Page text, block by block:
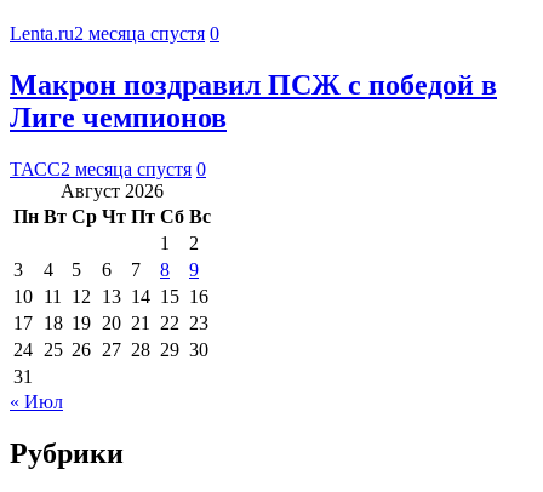
Lenta.ru2 месяца спустя 0
Макрон поздравил ПСЖ с победой в
Лиге чемпионов
ТАСС2 месяца спустя 0
Август 2026
Пн Вт Ср Чт Пт Сб Вс
1
2
3
4 5 6 7 8
9
10 11 12 13 14 15 16
17 18 19 20 21 22 23
24 25 26 27 28 29 30
31
« Июл
Рубрики